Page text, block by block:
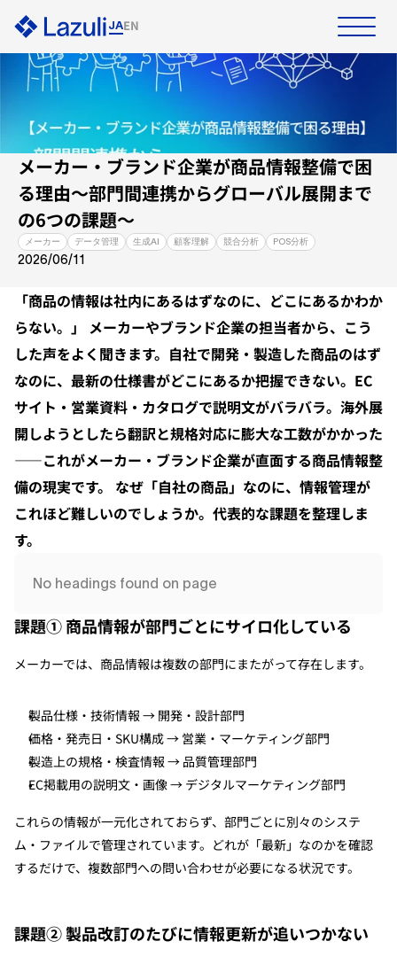
JAEN
プロダクト
ソリューション
ホーム
事例
企業情報
採用情報
お知らせ
資料ダウンロード
メーカー・ブランド企業が商品情報整備で困
る理由〜部門間連携からグローバル展開まで
の6つの課題〜
メーカー データ管理 生成AI 顧客理解 競合分析 POS分析
2026/06/11
「商品の情報は社内にあるはずなのに、どこにあるかわか
らない。」 メーカーやブランド企業の担当者から、こう
した声をよく聞きます。自社で開発・製造した商品のはず
なのに、最新の仕様書がどこにあるか把握できない。EC
サイト・営業資料・カタログで説明文がバラバラ。海外展
開しようとしたら翻訳と規格対応に膨大な工数がかかった
——これがメーカー・ブランド企業が直面する商品情報整
備の現実です。 なぜ「自社の商品」なのに、情報管理が
これほど難しいのでしょうか。代表的な課題を整理しま
す。
No headings found on page
課題① 商品情報が部門ごとにサイロ化している
メーカーでは、商品情報は複数の部門にまたがって存在します。
製品仕様・技術情報 → 開発・設計部門
価格・発売日・SKU構成 → 営業・マーケティング部門
製造上の規格・検査情報 → 品質管理部門
EC掲載用の説明文・画像 → デジタルマーケティング部門
これらの情報が一元化されておらず、部門ごとに別々のシステ
ム・ファイルで管理されています。どれが「最新」なのかを確認
するだけで、複数部門への問い合わせが必要になる状況です。
課題② 製品改訂のたびに情報更新が追いつかない